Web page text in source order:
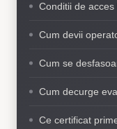
Conditii de
Cum devii
Cum se
Cum decurge
Ce certificat